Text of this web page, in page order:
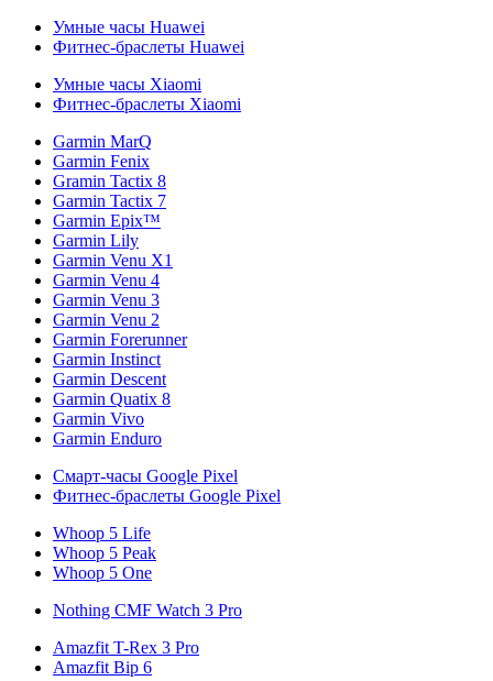
Умные часы Huawei
Фитнес-браслеты Huawei
Умные часы Xiaomi
Фитнес-браслеты Xiaomi
Garmin MarQ
Garmin Fenix
Gramin Tactix 8
Garmin Tactix 7
Garmin Epix™
Garmin Lily
Garmin Venu X1
Garmin Venu 4
Garmin Venu 3
Garmin Venu 2
Garmin Forerunner
Garmin Instinct
Garmin Descent
Garmin Quatix 8
Garmin Vivo
Garmin Enduro
Смарт-часы Google Pixel
Фитнес-браслеты Google Pixel
Whoop 5 Life
Whoop 5 Peak
Whoop 5 One
Nothing CMF Watch 3 Pro
Amazfit T-Rex 3 Pro
Amazfit Bip 6